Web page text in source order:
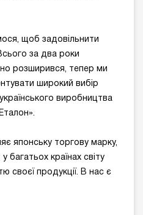
щоб задовільнити
за два роки
розширився, тепер ми
широкий вибір
виробництва
японську торгову марку,
багатьох країнах світу
своєї продукції. В нас є